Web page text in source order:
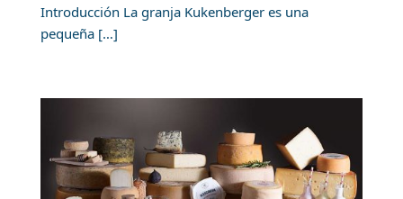
Introducción La granja Kukenberger es una
pequeña […]